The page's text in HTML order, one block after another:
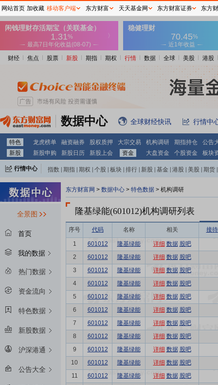
财经 焦点 股票 新股 期指 期权 行情 数据 全球 美股 港股
数据中心 全球财经快讯 行情中
特色 龙虎榜单 融资融券 股权质押 大宗交易 机构调研 期指持仓
公告
新股
新股申购 新股日历 新股上会 资金 大盘资金 个股资金 板块
行情中心 指数 期指 期权 个股 板块 排行 新股 基金 港股 美股 期货
全景图
首页
我的数据
热门数据
资金流向
特色数据
新股数据
沪深港通
公告大全
东方财富网 > 数据中心 > 特色数据 > 机构调研
隆基绿能(601012)机构调研列表
序号 代码 名称 相关 接
1 601012 隆基绿能 详细 数据 股吧
2
601012 隆基绿能 详细 数据 股吧
3
601012 隆基绿能 详细 数据 股吧
4
601012 隆基绿能 详细 数据 股吧
5
601012 隆基绿能 详细 数据 股吧
6
601012 隆基绿能 详细 数据 股吧
7
601012 隆基绿能 详细 数据 股吧
8
601012 隆基绿能 详细 数据 股吧
9
601012 隆基绿能 详细 数据 股吧
10
601012 隆基绿能 详细 数据 股吧
11
601012 隆基绿能 详细 数据 股吧
网站首页 加收藏 移动客户端 东方财富 天天基金网 东方财富证券 东方